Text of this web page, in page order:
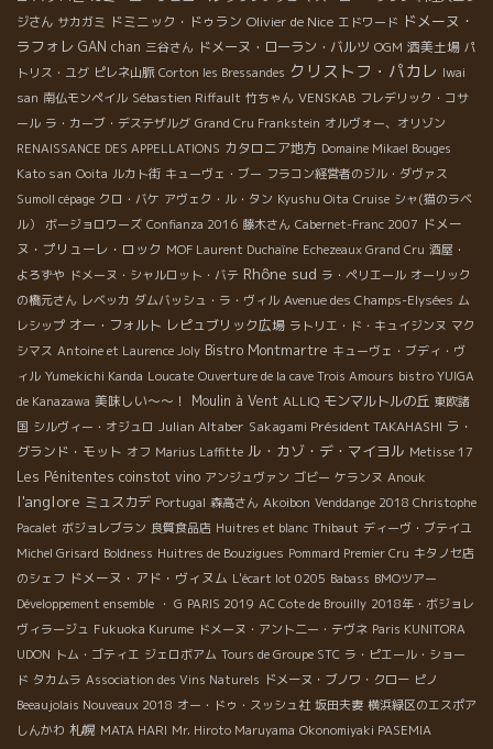
ジさん サカガミ ドミニック・ドゥラン Olivier de Nice エドワード ドメーヌ・
ラフォレ GAN chan 三谷さん ドメーヌ・ローラン・バルツ OGM 酒美土場 パ
トリス・ユグ ピレネ山脈 Corton les Bressandes クリストフ・パカレ Iwai
san 南仏モンペイル Sébastien Riffault 竹ちゃん VENSKAB フレデリック・コサ
ール ラ・カーブ・デステザルグ Grand Cru Frankstein オルヴォー、オリゾン
RENAISSANCE DES APPELLATIONS カタロニア地方 Domaine Mikael Bouges
Kato san Ooita ルカト街 キューヴェ・ブー フラコン経営者のジル・ダヴァス
Sumoll cépage クロ・バケ アヴェク・ル・タン Kyushu Oita Cruise シャ(猫のラベ
ル）
ボージョロワーズ Confianza 2016 藤木さん Cabernet-Franc 2007 ドメー
ヌ・プリューレ・ロック MOF Laurent Duchaîne Echezeaux Grand Cru 酒屋・
よろずや ドメーヌ・シャルロット・バテ Rhône sud ラ・ペリエール オーリック
の橋元さん レベッカ ダムバッシュ・ラ・ヴィル Avenue des Champs-Elysées ム
レシップ オー・フォルト レピュブリック広場 ラトリエ・ド・キュイジンヌ マク
シマス Antoine et Laurence Joly Bistro Montmartre キューヴェ・ブディ・ヴ
ィル Yumekichi Kanda Loucate Ouverture de la cave Trois Amours bistro YUIGA
de Kanazawa 美味しい～～！ Moulin à Vent ALLIQ モンマルトルの丘 東欧諸
国 シルヴィー・オジュロ Julian Altaber Sakagami Président TAKAHASHI ラ・
グランド・モット オフ Marius Laffitte ル・カゾ・デ・マイヨル Metisse 17
Les Pénitentes coinstot vino アンジュヴァン ゴビー ケランヌ Anouk
l'anglore ミュスカデ Portugal 森高さん Akoibon Venddange 2018 Christophe
Pacalet ボジョレブラン 良質食品店 Huitres et blanc Thibaut ディーヴ・ブテイユ
Michel Grisard Boldness Huitres de Bouzigues Pommard Premier Cru キタノセ店
のシェフ ドメーヌ・アド・ヴィヌム L'écart lot 0205 Babass BMOツアー
Développement ensemble ・ G PARIS 2019 AC Cote de Brouilly 2018年・ボジョレ
ヴィラージュ Fukuoka Kurume ドメーヌ・アント二ー・テヴネ Paris KUNITORA
UDON トム・ゴティエ ジェロボアム Tours de Groupe STC ラ・ピエール・ショー
ド タカムラ Association des Vins Naturels ドメーヌ・ブノワ・クロー ピノ
Beeaujolais Nouveaux 2018 オー・ドゥ・スッシュ社 坂田夫妻 横浜緑区のエスポア
しんかわ 札幌 MATA HARI Mr. Hiroto Maruyama Okonomiyaki PASEMIA